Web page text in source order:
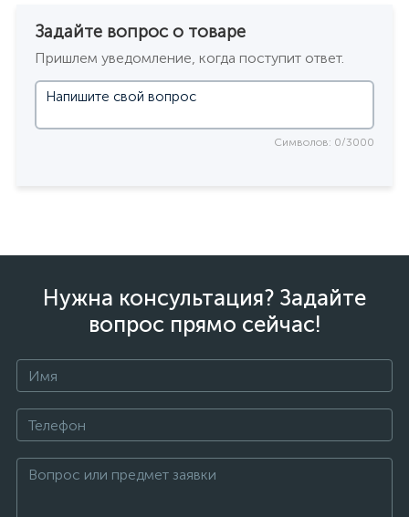
Задайте вопрос о товаре
Пришлем уведомление, когда поступит ответ.
Символов: 0/3000
Нужна консультация? Задайте
вопрос прямо сейчас!